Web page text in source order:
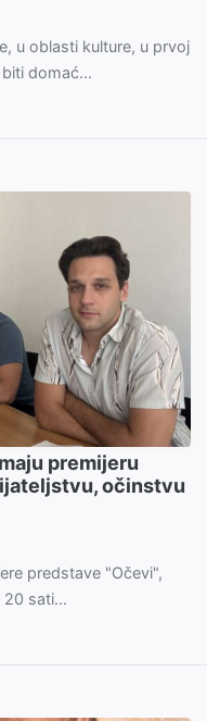
u oblasti kulture, u prvoj
domać...
premijeru
očinstvu
predstave "Očevi",
20 sati...